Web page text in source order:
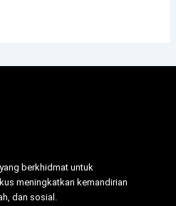
berkhidmat untuk
meningkatkan kemandirian
dan sosial.